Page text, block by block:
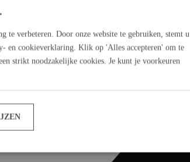
te verbeteren. Door onze website te gebruiken, stemt u
en cookieverklaring. Klik op 'Alles accepteren' om te
strikt noodzakelijke cookies. Je kunt je voorkeuren